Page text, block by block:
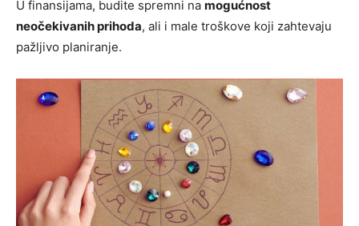
U finansijama, budite spremni na mogućnost
neočekivanih prihoda, ali i male troškove koji zahtevaju
pažljivo planiranje.